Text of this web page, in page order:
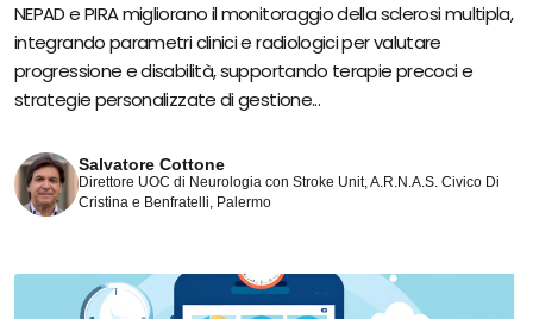
NEPAD e PIRA migliorano il monitoraggio della sclerosi multipla,
integrando parametri clinici e radiologici per valutare
progressione e disabilità, supportando terapie precoci e
strategie personalizzate di gestione...
Salvatore Cottone
Direttore UOC di Neurologia con Stroke Unit, A.R.N.A.S. Civico Di
Cristina e Benfratelli, Palermo